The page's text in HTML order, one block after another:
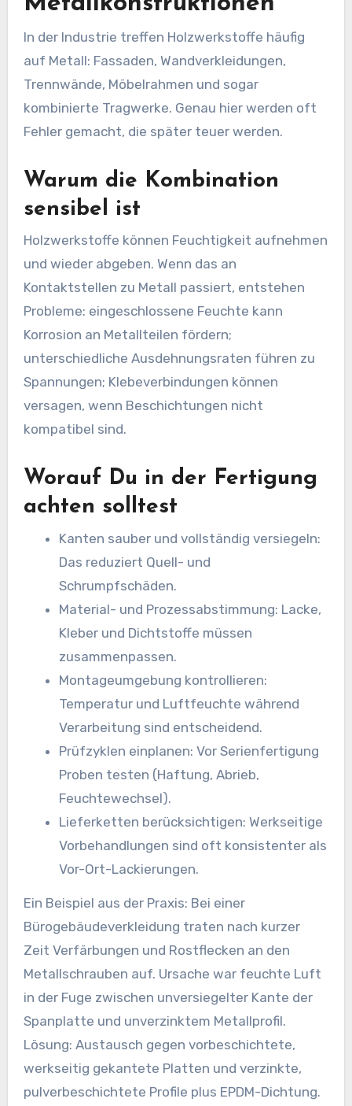
In der Industrie treffen Holzwerkstoffe häufig
auf Metall: Fassaden, Wandverkleidungen,
Trennwände, Möbelrahmen und sogar
kombinierte Tragwerke. Genau hier werden oft
Fehler gemacht, die später teuer werden.
Warum die Kombination
sensibel ist
Holzwerkstoffe können Feuchtigkeit aufnehmen
und wieder abgeben. Wenn das an
Kontaktstellen zu Metall passiert, entstehen
Probleme: eingeschlossene Feuchte kann
Korrosion an Metallteilen fördern;
unterschiedliche Ausdehnungsraten führen zu
Spannungen; Klebeverbindungen können
versagen, wenn Beschichtungen nicht
kompatibel sind.
Worauf Du in der Fertigung
achten solltest
Kanten sauber und vollständig versiegeln:
Das reduziert Quell- und
Schrumpfschäden.
Material- und Prozessabstimmung: Lacke,
Kleber und Dichtstoffe müssen
zusammenpassen.
Montageumgebung kontrollieren:
Temperatur und Luftfeuchte während
Verarbeitung sind entscheidend.
Prüfzyklen einplanen: Vor Serienfertigung
Proben testen (Haftung, Abrieb,
Feuchtewechsel).
Lieferketten berücksichtigen: Werkseitige
Vorbehandlungen sind oft konsistenter als
Vor-Ort-Lackierungen.
Ein Beispiel aus der Praxis: Bei einer
Bürogebäudeverkleidung traten nach kurzer
Zeit Verfärbungen und Rostflecken an den
Metallschrauben auf. Ursache war feuchte Luft
in der Fuge zwischen unversiegelter Kante der
Spanplatte und unverzinktem Metallprofil.
Lösung: Austausch gegen vorbeschichtete,
werkseitig gekantete Platten und verzinkte,
pulverbeschichtete Profile plus EPDM-Dichtung.